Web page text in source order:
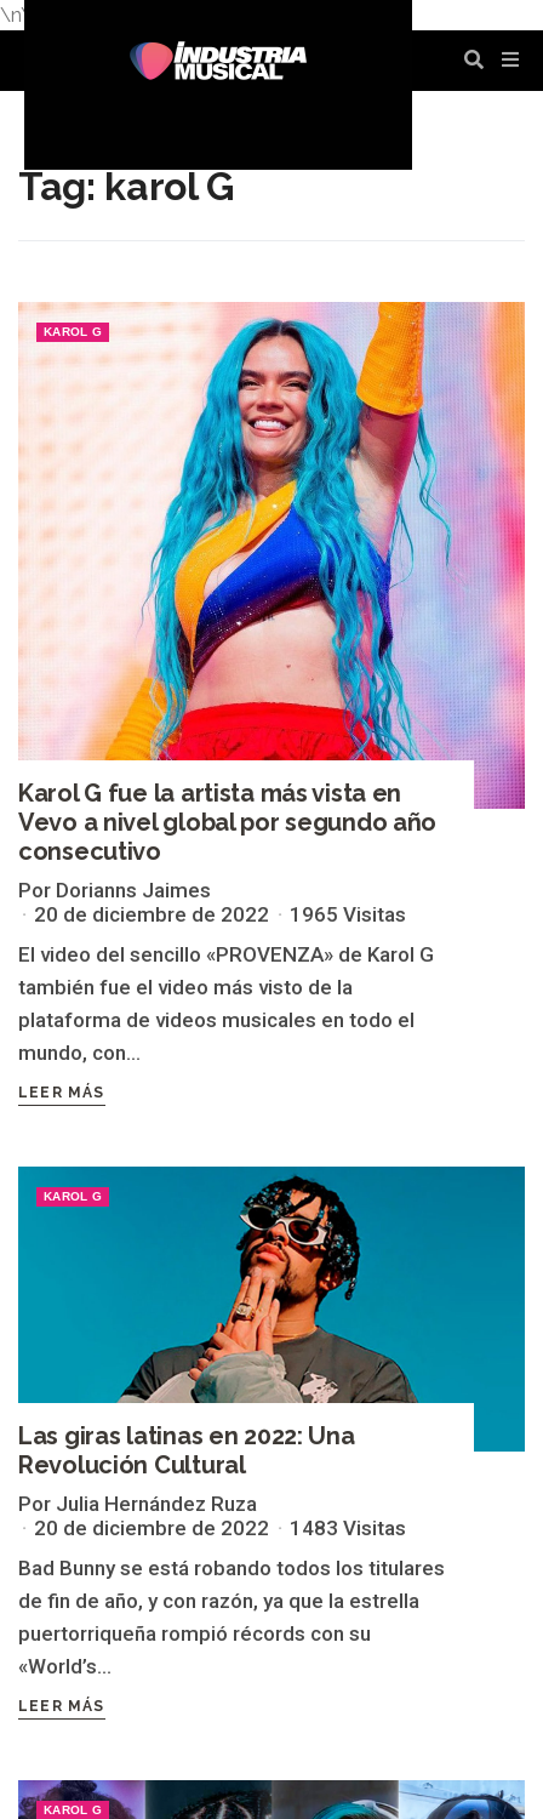
\n\n
Tag: karol G
KAROL G
Karol G fue la artista más vista en
Vevo a nivel global por segundo año
consecutivo
Por Dorianns Jaimes
20 de diciembre de 2022
1965 Visitas
El video del sencillo «PROVENZA» de Karol G
también fue el video más visto de la
plataforma de videos musicales en todo el
mundo, con...
LEER MÁS
KAROL G
Las giras latinas en 2022: Una
Revolución Cultural
Por Julia Hernández Ruza
20 de diciembre de 2022
1483 Visitas
Bad Bunny se está robando todos los titulares
de fin de año, y con razón, ya que la estrella
puertorriqueña rompió récords con su
«World’s...
LEER MÁS
KAROL G